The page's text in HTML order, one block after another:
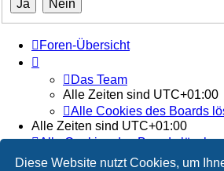
Diese Website nutzt Cookies, um
Foren-Übersicht
Das Team
Alle Zeiten sind UTC+01:00
Alle Cookies des Boards
Alle Zeiten sind UTC+01:00
Alle Cookies des Boards löschen
Das Team